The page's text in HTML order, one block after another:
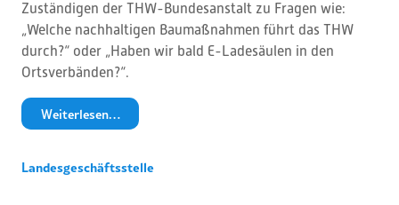
Zuständigen der THW-Bundesanstalt zu Fragen wie:
„Welche nachhaltigen Baumaßnahmen führt das THW
durch?“ oder „Haben wir bald E-Ladesäulen in den
Ortsverbänden?“.
Weiterlesen…
Landesgeschäftsstelle